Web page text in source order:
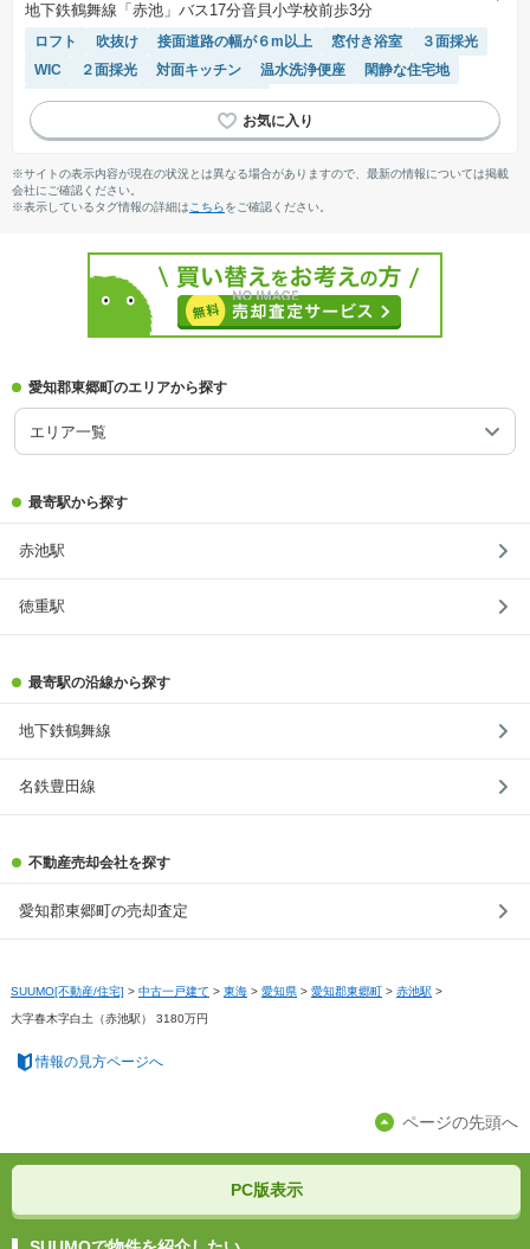
地下鉄鶴舞線「赤池」バス17分音貝小学校前歩3分
ロフト 吹抜け 接面道路の幅が６m以上 窓付き浴室
３面採光
WIC
２面採光 対面キッチン 温水洗浄便座
閑静な住宅地
トイレ2個以上
システムキッチン
※サイトの表示内容が現在の状況とは異なる場合がありますので、最新の情報については掲載
会社にご確認ください。
※表示しているタグ情報の詳細は こちらをご確認ください。
愛知郡東郷町のエリアから探す
エリア一覧
最寄駅から探す
赤池駅
徳重駅
最寄駅の沿線から探す
地下鉄鶴舞線
名鉄豊田線
不動産売却会社を探す
愛知郡東郷町の売却査定
SUUMO[不動産/住宅] > 中古一戸建て > 東海 > 愛知県 > 愛知郡東郷町 > 赤池駅 >
大字春木字白土（赤池駅） 3180万円
情報の見方ページへ
ページの先頭へ
PC版表示